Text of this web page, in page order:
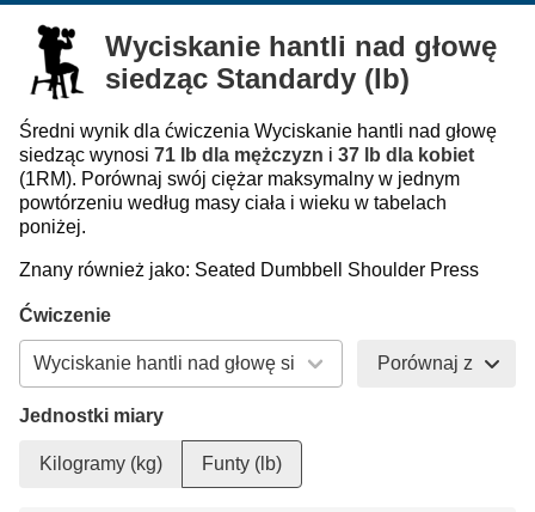
Wyciskanie hantli nad głowę
siedząc Standardy (lb)
Średni wynik dla ćwiczenia Wyciskanie hantli nad głowę
siedząc wynosi 71 lb dla mężczyzn i 37 lb dla kobiet
(1RM). Porównaj swój ciężar maksymalny w jednym
powtórzeniu według masy ciała i wieku w tabelach
poniżej.
Znany również jako: Seated Dumbbell Shoulder Press
Ćwiczenie
Porównaj z
Jednostki miary
Kilogramy (kg) Funty (lb)